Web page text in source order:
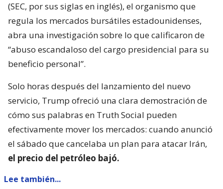
(SEC, por sus siglas en inglés), el organismo que
regula los mercados bursátiles estadounidenses,
abra una investigación sobre lo que calificaron de
“abuso escandaloso del cargo presidencial para su
beneficio personal”.
Solo horas después del lanzamiento del nuevo
servicio, Trump ofreció una clara demostración de
cómo sus palabras en Truth Social pueden
efectivamente mover los mercados: cuando anunció
el sábado que cancelaba un plan para atacar Irán,
el precio del petróleo bajó.
Lee también...